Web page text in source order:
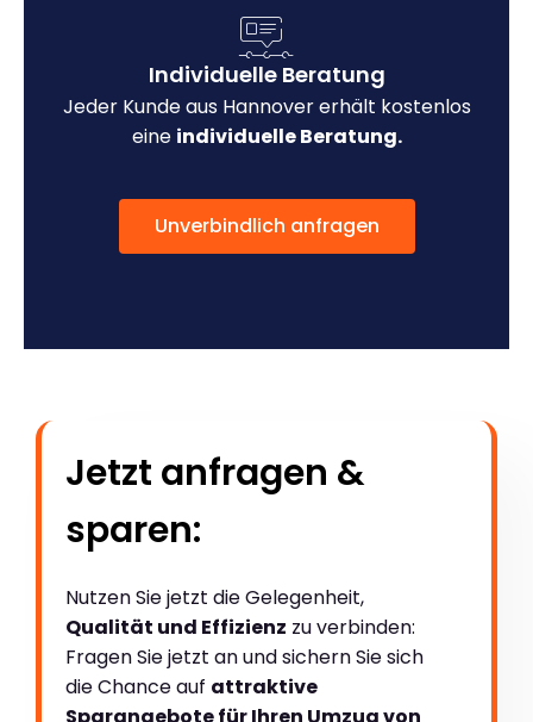
Individuelle Beratung
Jeder Kunde aus Hannover erhält kostenlos
eine individuelle Beratung.
Unverbindlich anfragen
Jetzt anfragen &
sparen:
Nutzen Sie jetzt die Gelegenheit,
Qualität und Effizienz zu verbinden:
Fragen Sie jetzt an und sichern Sie sich
die Chance auf attraktive
Sparangebote für Ihren Umzug von